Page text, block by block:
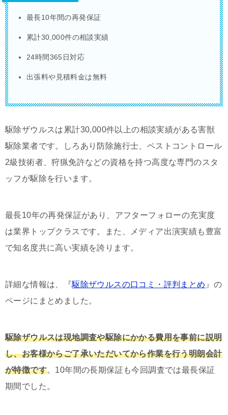
最長10年間の再発保証
累計30,000件の相談実績
24時間365日対応
出張料や見積料金は無料
駆除ザウルスは累計30,000件以上の相談実績がある害獣
駆除業者です。しろあり防除施行士、ペストコントロール
2級技術者、狩猟免許などの資格を持つ高度な専門のスタ
ッフが駆除を行います。
最長10年の再発保証があり、アフターフォローの充実度
は業界トップクラスです。また、メディア出演実績も豊富
で知名度共に高い実績を誇ります。
詳細な情報は、『駆除ザウルスの口コミ・評判まとめ 』の
ページにまとめました。
駆除ザウルスは現地調査や駆除にかかる費用を事前に説明
し、お客様からご了承いただいてから作業を行う明朗会計
が特徴です。10年間の長期保証も今回調査では最長保証
期間でした。